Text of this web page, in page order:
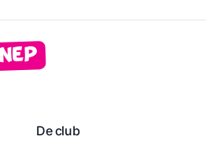
De club